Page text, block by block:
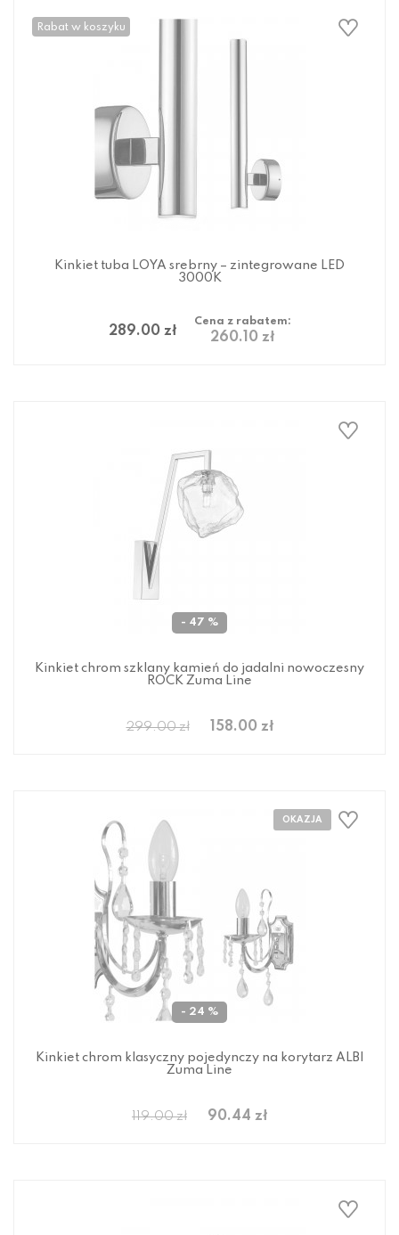
Rabat w koszyku
Kinkiet tuba LOYA srebrny – zintegrowane LED
3000K
289.00 zł
Cena z rabatem:
260.10 zł
- 47 %
Kinkiet chrom szklany kamień do jadalni nowoczesny
ROCK Zuma Line
299.00 zł 158.00 zł
- 24 %
Kinkiet chrom klasyczny pojedynczy na korytarz ALBI
Zuma Line
119.00 zł 90.44 zł